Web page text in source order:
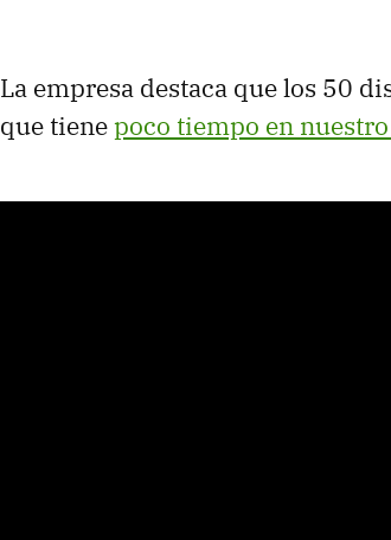
La empresa destaca que los 50
que tienepoco tiempo en